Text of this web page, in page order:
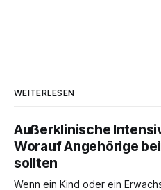
WEITERLESEN
Außerklinische
Worauf Angehörige
sollten
Wenn ein Kind oder ein